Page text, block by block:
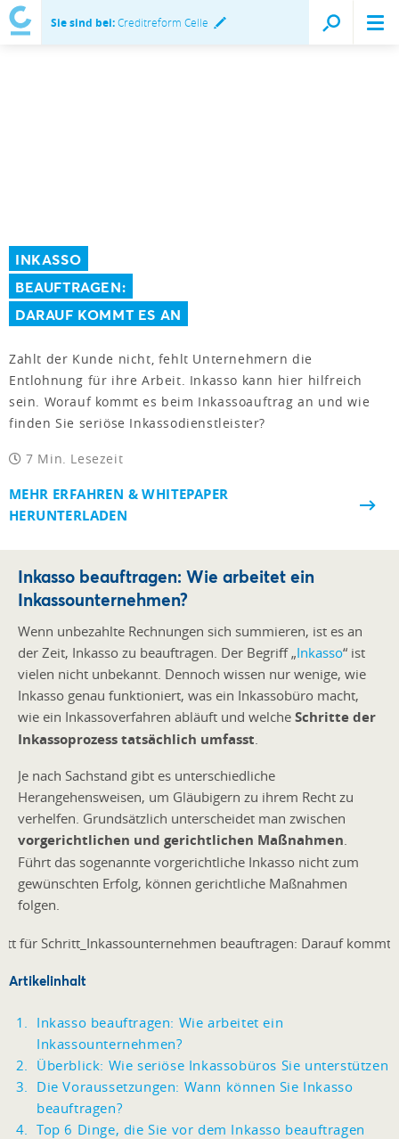
Sie sind bei:Creditreform Celle
INKASSO
BEAUFTRAGEN:
DARAUF KOMMT ES AN
Zahlt der Kunde nicht, fehlt Unternehmern die
Entlohnung für ihre Arbeit. Inkasso kann hier hilfreich
sein. Worauf kommt es beim Inkassoauftrag an und wie
finden Sie seriöse Inkassodienstleister?
7 Min. Lesezeit
MEHR ERFAHREN & WHITEPAPER
HERUNTERLADEN
Inkasso beauftragen: Wie arbeitet ein
Inkassounternehmen?
Wenn unbezahlte Rechnungen sich summieren, ist es an
der Zeit, Inkasso zu beauftragen. Der Begriff „Inkasso“ ist
vielen nicht unbekannt. Dennoch wissen nur wenige, wie
Inkasso genau funktioniert, was ein Inkassobüro macht,
wie ein Inkassoverfahren abläuft und welche Schritte der
Inkassoprozess tatsächlich umfasst
Je nach Sachstand gibt es unterschiedliche
Herangehensweisen, um Gläubigern zu ihrem Recht zu
verhelfen. Grundsätzlich unterscheidet man zwischen
vorgerichtlichen und gerichtlichen Maßnahmen
Führt das sogenannte vorgerichtliche Inkasso nicht zum
gewünschten Erfolg, können gerichtliche Maßnahmen
folgen.
Artikelinhalt
Inkasso beauftragen: Wie arbeitet ein
Inkassounternehmen?
Überblick: Wie seriöse Inkassobüros Sie unterstützen
Die Voraussetzungen: Wann können Sie Inkasso
beauftragen?
Top 6 Dinge, die Sie vor dem Inkasso beauftragen